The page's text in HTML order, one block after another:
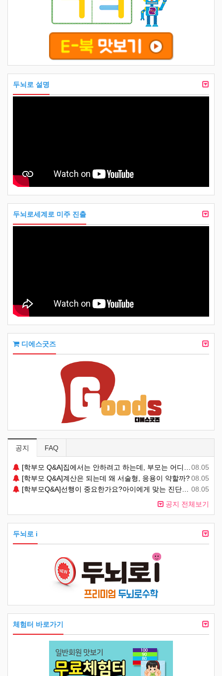
두뇌로 설명
두뇌로세계로 미주 진출
디에스굿즈
공지 FAQ
08.05
[학부모 Q&A]집에서는 안하려고 하는데, 부모는 어디까지 봐줘야 할까?
08.05
[학부모 Q&A]계산은 되는데 왜 서술형, 응용이 약할까?
08.05
[학부모Q&A]선행이 중요한가요?아이에게 맞는 진단이 중요한가요?
공지 전체보기
두뇌로 i
체험터 바로가기